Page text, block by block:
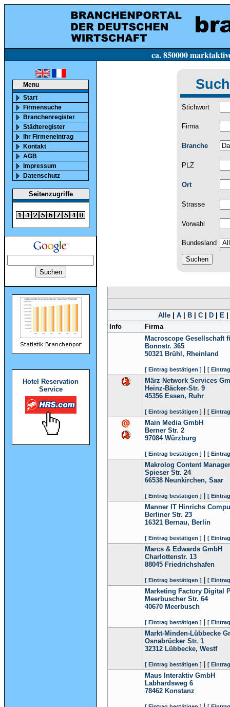
ca. 850000 marktaktive Firmen in
Menu
Start
Firmensuche
Branchenregister
Städteregister
Ihr Firmeneintrag
Kontakt
AGB
Impressum
Datenschutz
Seitenzugriffe
Hotel Reservation
Service
Stichwort
Firma
Branche
PLZ
Ort
Strasse
Vorwahl
Bundesland
Alle| A| B| C| D| E|
Info
Firma
Macroscope Gesellschaft
Bonnstr. 365
50321 Brühl, Rheinland
[ Eintrag bestätigen ] [
März Network Services
Heinz-Bäcker-Str. 9
45356 Essen, Ruhr
[ Eintrag bestätigen ] [
Main Media GmbH
Berner Str. 2
97084 Würzburg
[ Eintrag bestätigen ] [
Makrolog Content
Spieser Str. 24
66538 Neunkirchen, Saar
[ Eintrag bestätigen ] [
Manner IT Hinrichs
Berliner Str. 23
16321 Bernau, Berlin
[ Eintrag bestätigen ] [
Marcs & Edwards GmbH
Charlottenstr. 13
88045 Friedrichshafen
[ Eintrag bestätigen ] [
Marketing Factory Digital
Meerbuscher Str. 64
40670 Meerbusch
[ Eintrag bestätigen ] [
Markt-Minden-Lübbecke
Osnabrücker Str. 1
32312 Lübbecke, Westf
[ Eintrag bestätigen ] [
Maus Interaktiv GmbH
Labhardsweg 6
78462 Konstanz